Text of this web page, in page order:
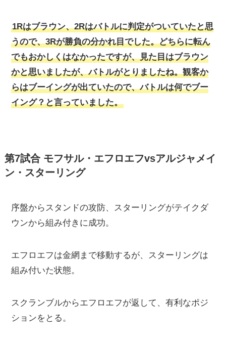
1Rはブラウン、2Rはバトルに判定がついていたと思
うので、3Rが勝負の分かれ目でした。どちらに転ん
でもおかしくはなかったですが、見た目はブラウン
かと思いましたが、バトルがとりましたね。観客か
らはブーイングが出ていたので、バトルは何でブー
イング？と言っていました。
第7試合 モフサル・エフロエフvsアルジャメイ
ン・スターリング
序盤からスタンドの攻防、スターリングがテイクダ
ウンから組み付きに成功。
エフロエフは金網まで移動するが、スターリングは
組み付いた状態。
スクランブルからエフロエフが返して、有利なポジ
ションをとる。